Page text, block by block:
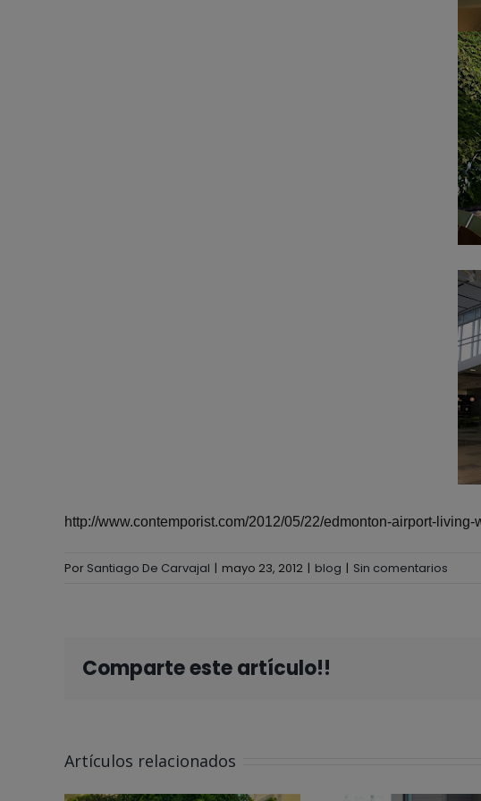
http://www.contemporist.com/2012/05/22/edmonton-airport-
Por Santiago De Carvajal | mayo 23, 2012 | blog | Sin comentarios
Comparte este artículo!!
Artículos relacionados